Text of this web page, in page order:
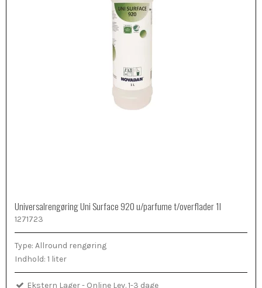
Universalrengøring Uni Surface 920 u/parfume t/overflader 1l
1271723
Type: Allround rengøring
Indhold: 1 liter
Ekstern Lager - Online Lev. 1-3 dage